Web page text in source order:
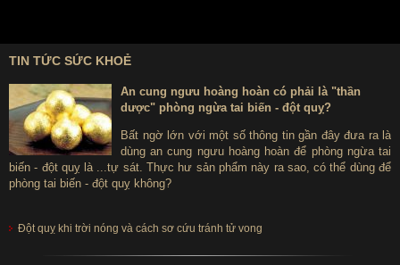
TIN TỨC SỨC KHOẺ
An cung ngưu hoàng hoàn có phải là "thần
dược" phòng ngừa tai biến - đột quỵ?
Bất ngờ lớn với một số thông tin gần đây đưa ra là
dùng an cung ngưu hoàng hoàn để phòng ngừa tai
biến - đột quỵ là ...tự sát. Thực hư sản phẩm này ra sao, có thể dùng để
phòng tai biến - đột quỵ không?
Đột quỵ khi trời nóng và cách sơ cứu tránh tử vong